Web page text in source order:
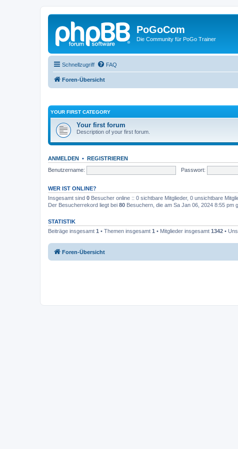
PoGoCom
Die Community für PoGo Trainer
Schnellzugriff FAQ
Foren-Übersicht
YOUR FIRST CATEGORY
Your first forum
Description of your first forum.
ANMELDEN • REGISTRIEREN
Benutzername:
Passwort:
WER IST ONLINE?
Insgesamt sind 0 Besucher online :: 0 sichtbare Mitglieder, 0 unsichtbare
Der Besucherrekord liegt bei 80 Besuchern, die am Sa Jan 06, 2024 8:55 pm
STATISTIK
Beiträge insgesamt 1 • Themen insgesamt 1 • Mitglieder insgesamt 1342 •
Foren-Übersicht